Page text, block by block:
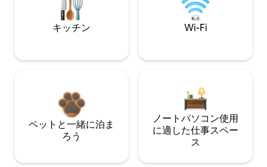
キッチン Wi-Fi
ペットと一緒に泊ま
ろう
ノートパソコン使用
に適した仕事スペー
ス